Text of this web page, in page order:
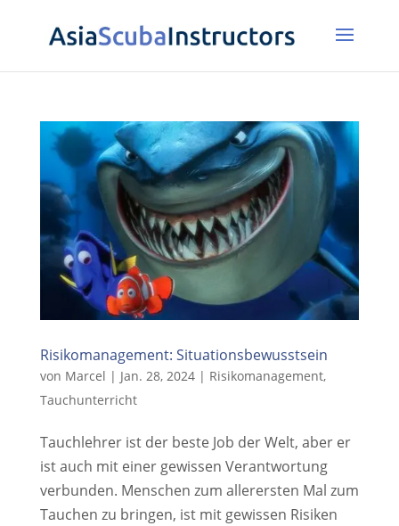
Risikomanagement: Situationsbewusstsein
von Marcel | Jan. 28, 2024| Risikomanagement,
Tauchunterricht
Tauchlehrer ist der beste Job der Welt, aber er
ist auch mit einer gewissen Verantwortung
verbunden. Menschen zum allerersten Mal zum
Tauchen zu bringen, ist mit gewissen Risiken